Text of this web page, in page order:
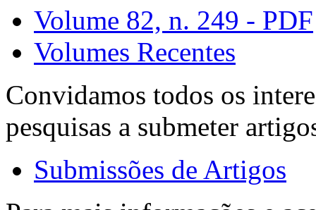
Volume 82, n. 249 - PDF
Volumes Recentes
Convidamos todos os
pesquisas a submeter
Submissões de Artigos